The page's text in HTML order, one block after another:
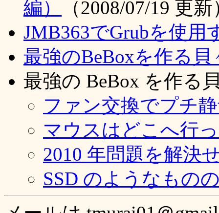
編）
（2008/07/19 更新
JMB363でGrubを使用
最強のBeBoxを作る貝
最強の BeBox を作る
ファン交換でプチ
マウスはどこへ行
2010 年問題を解決
SSD のようなもの